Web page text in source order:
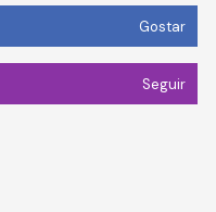
Gostar
Seguir